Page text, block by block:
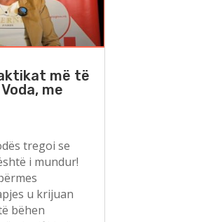
më të
me
tregoi se
i mundur!
u krijuan
bëhen